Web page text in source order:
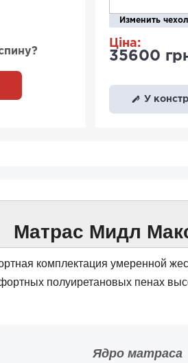
Изменить чехол
Ціна:
35600
У
Матрас Мидл
комплектация умеренной
полуиретановых пенах
Ядро матраса